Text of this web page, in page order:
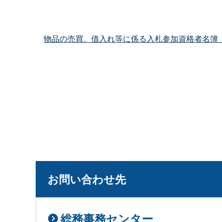
物品の売買、借入れ等に係る入札参加資格者名
お問い合わせ先
総務事務センター